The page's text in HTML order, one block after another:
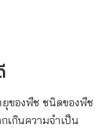
ยุของพืช ชนิดของพืช
เกินความจำเป็น